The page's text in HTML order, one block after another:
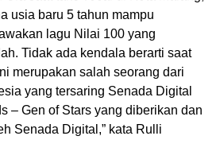
usia baru 5 tahun mampu
lagu Nilai 100 yang
Tidak ada kendala berarti saat
merupakan salah seorang dari
yang tersaring Senada Digital
– Gen of Stars yang diberikan dan
Senada Digital,” kata Rulli